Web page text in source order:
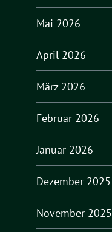
Mai 2026
April 2026
März 2026
Februar 2026
Januar 2026
Dezember 2025
November 2025